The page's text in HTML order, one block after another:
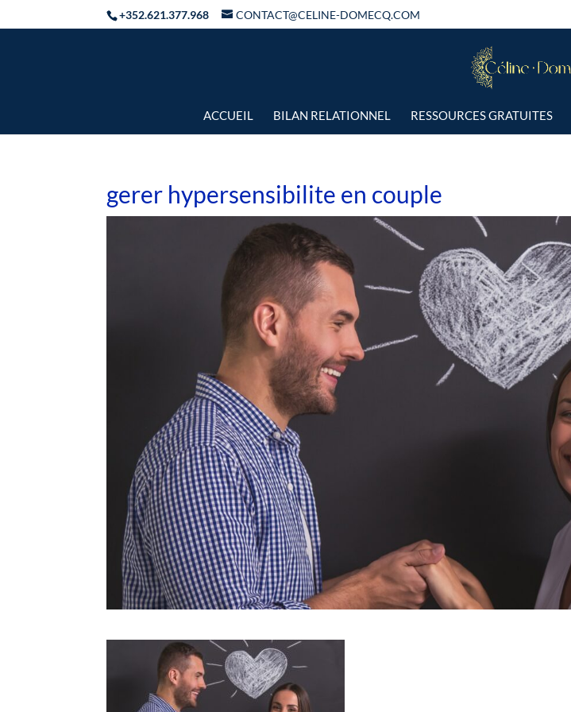
+352.621.377.968 CONTACT@CELINE-DOMECQ.COM
ACCUEIL BILAN RELATIONNEL RESSOURCES GRATUITES
gerer hypersensibilite en couple